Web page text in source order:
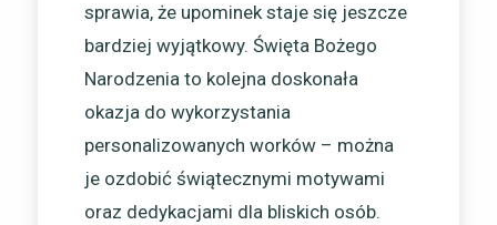
sprawia, że upominek staje się jeszcze
bardziej wyjątkowy. Święta Bożego
Narodzenia to kolejna doskonała
okazja do wykorzystania
personalizowanych worków – można
je ozdobić świątecznymi motywami
oraz dedykacjami dla bliskich osób.